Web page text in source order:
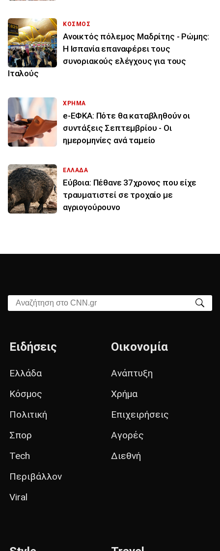
ΚΟΣΜΟΣ
Ανοικτός πόλεμος Μαδρίτης - Ρώμης:
Η Ισπανία επαναφέρει τους
συνοριακούς ελέγχους για τους
Ιταλούς
ΧΡΗΜΑ
e-ΕΦΚΑ: Πότε θα καταβληθούν οι
συντάξεις Σεπτεμβρίου - Οι
ημερομηνίες ανά ταμείο
ΕΛΛΑΔΑ
Εύβοια: Πέθανε 37χρονος που είχε
τραυματιστεί σε τροχαίο με
αγριογούρουνο
Αναζήτηση στο CNN.gr
Ειδήσεις
Ελλάδα
Κόσμος
Πολιτική
Σπορ
Tech
Περιβάλλον
Viral
Οικονομία
Ανάπτυξη
Χρήμα
Επιχειρήσεις
Αγορές
Διεθνή